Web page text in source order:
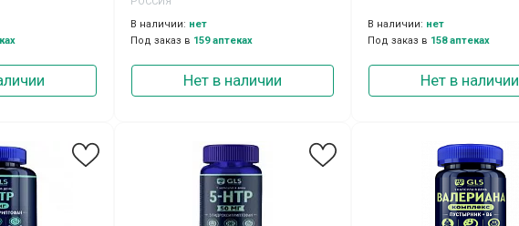
В наличии: нет
Под заказ в 159 аптеках
Нет в наличии
В наличии: нет
Под заказ в 158 аптеках
Нет в наличии